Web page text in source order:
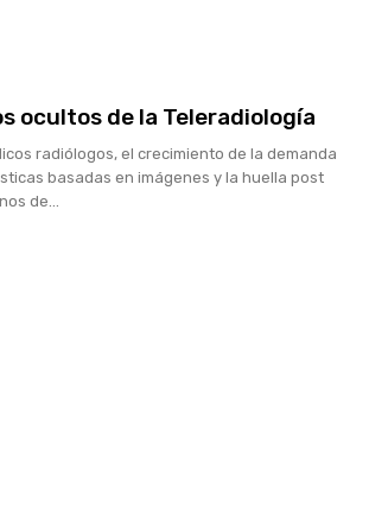
ocultos de la Teleradiología
radiólogos, el crecimiento de la demanda
basadas en imágenes y la huella post
de...